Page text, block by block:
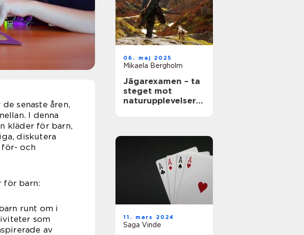
senaste åren,
I denna
kläder för barn,
diskutera
för- och
för barn:
runt om i
som
av
06. maj 2025
Mikaela Bergholm
Jägarexamen – ta
steget mot
naturupplevelser
11. mars 2024
Saga Vinde